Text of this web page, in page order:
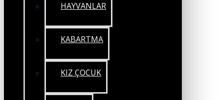
HAYVANLAR
KABARTMA
KIZ ÇOCUK